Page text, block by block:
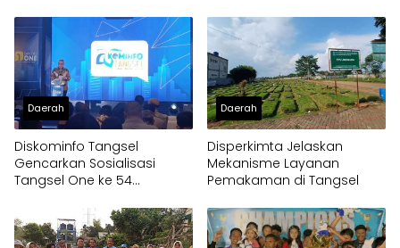
Daerah
Diskominfo Tangsel
Gencarkan Sosialisasi
Tangsel One ke 54
Daerah
Disperkimta Jelaskan
Mekanisme Layanan
Pemakaman di Tangsel